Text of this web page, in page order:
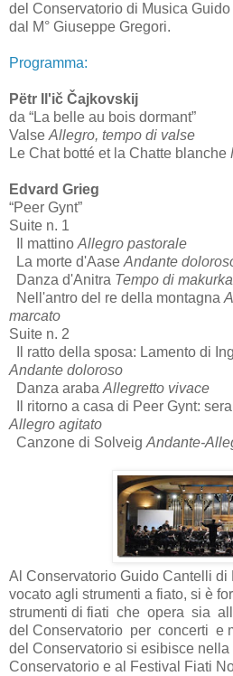
del Conservatorio di Musica
dal M° Giuseppe Gregori.
Programma:
Pëtr Il'ič Čajkovskij
da “La belle au bois dormant”
ValseAllegro, tempo di valse
Le Chat botté et la Chatte blanche
Edvard Grieg
“Peer Gynt”
Suite n. 1
Il mattinoAllegro pastorale
La morte d'AaseAndante
Danza d'Anitra Tempo di makurka
Nell'antro del re della montagna
marcato
Suite n. 2
Il ratto della sposa: Lamento di
Andante doloroso
Danza arabaAllegretto vivace
Il ritorno a casa di Peer Gynt:
Allegro agitato
Canzone di SolveigAndante-
Al Conservatorio Guido Cantelli di
vocato agli strumenti a fiato, si è
strumenti di fiati che opera sia
del Conservatorio per concerti e
del Conservatorio si esibisce nella
Conservatorio e al Festival Fiati